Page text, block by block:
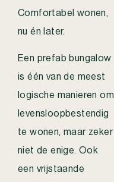
Comfortabel wonen,
nu én later.
Een prefab bungalow
is één van de meest
logische manieren om
levensloopbestendig
te wonen, maar zeker
niet de enige. Ook
een vrijstaande